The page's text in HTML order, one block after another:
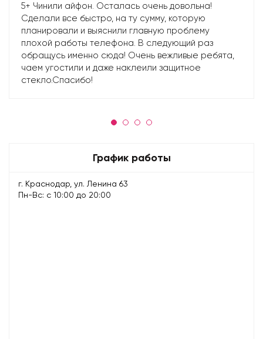
5+ Чинили айфон. Осталась очень довольна!
Сделали все быстро, на ту сумму, которую
планировали и выяснили главную проблему
плохой работы телефона. В следующий раз
обращусь именно сюда! Очень вежливые ребята,
чаем угостили и даже наклеили защитное
стекло.Спасибо!
График работы
г. Краснодар, ул. Ленина 63
Пн-Вс: с 10:00 до 20:00